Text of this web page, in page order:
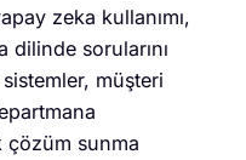
zeka kullanımı,
sorularını
müşteri
çözüm sunma